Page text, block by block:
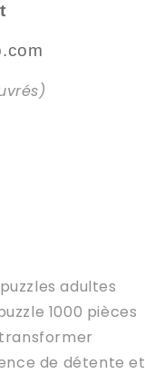
adultes
1000 pièces
de détente et